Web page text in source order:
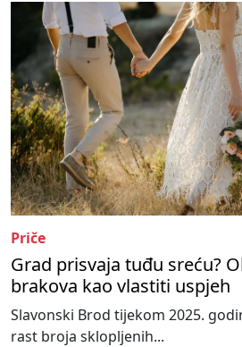
Priče
Grad prisvaja tuđu sreću?
brakova kao vlastiti uspjeh
Slavonski Brod tijekom 2025.
rast broja sklopljenih...